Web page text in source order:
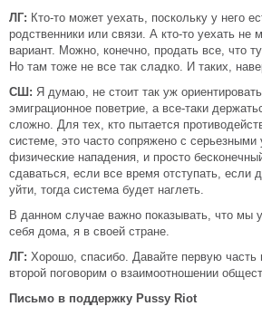
ЛГ: Кто-то может уехать, поскольку у него
родственники или связи. А кто-то уехать не
вариант. Можно, конечно, продать все, что
Но там тоже не все так сладко. И таких,
СШ: Я думаю, не стоит так уж
эмиграционное поветрие, а все-таки
сложно. Для тех, кто пытается
системе, это часто сопряжено с
физические нападения, и просто
сдаваться, если все время отступать, если
уйти, тогда система будет наглеть.
В данном случае важно показывать, что мы
себя дома, я в своей стране.
ЛГ: Хорошо, спасибо. Давайте первую часть
второй поговорим о взаимоотношении
Письмо в поддержку Pussy Riot